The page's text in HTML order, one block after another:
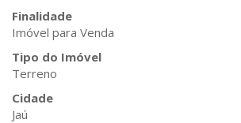
Finalidade
Imóvel para Venda
Tipo do Imóvel
Terreno
Cidade
Jaú